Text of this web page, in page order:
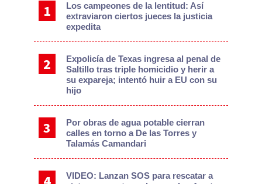
Los campeones de la lentitud: Así
extraviaron ciertos jueces la justicia
expedita
Expolicía de Texas ingresa al penal de
Saltillo tras triple homicidio y herir a
su expareja; intentó huir a EU con su
hijo
Por obras de agua potable cierran
calles en torno a De las Torres y
Talamás Camandari
VIDEO: Lanzan SOS para rescatar a